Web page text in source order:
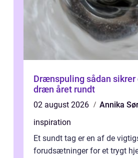
Drænspuling sådan sikrer du effektive
dræn året rundt
02 august 2026
Annika
inspiration
Et sundt tag er en af de
forudsætninger for et trygt